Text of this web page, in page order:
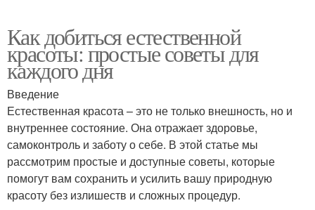
Как добиться естественной
красоты: простые советы для
каждого дня
Введение
Естественная красота – это не только внешность, но и
внутреннее состояние. Она отражает здоровье,
самоконтроль и заботу о себе. В этой статье мы
рассмотрим простые и доступные советы, которые
помогут вам сохранить и усилить вашу природную
красоту без излишеств и сложных процедур.